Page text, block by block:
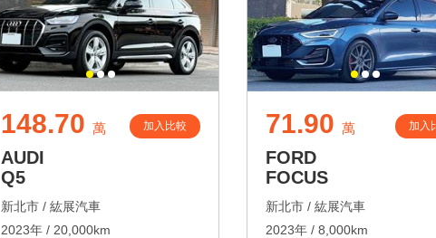
148.70 萬 加入比較
AUDI
Q5
新北市 / 紘展汽車
2023年 / 20,000km
71.90 萬 加入
FORD
FOCUS
新北市 / 紘展汽車
2023年 / 8,000km